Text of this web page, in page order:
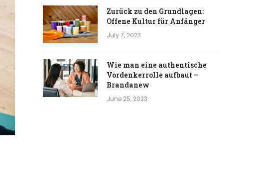
Zurück zu den Grundlagen:
Offene Kultur für Anfänger
July 7, 2023
Wie man eine authentische
Vordenkerrolle aufbaut –
Brandanew
June 25, 2023